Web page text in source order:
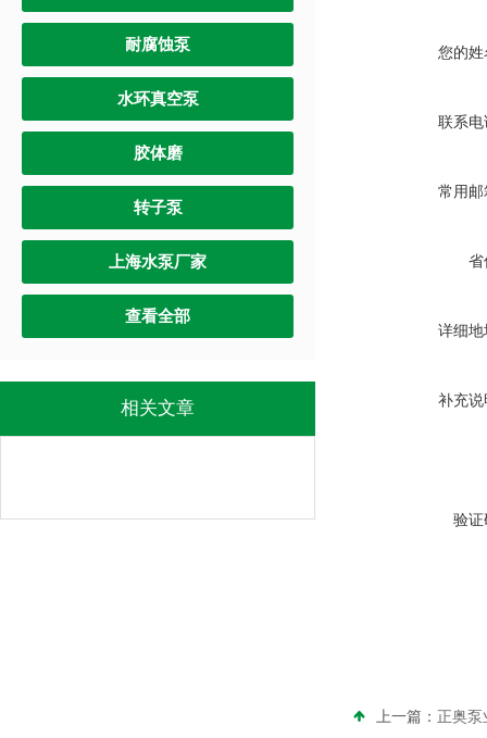
耐腐蚀泵
水环真空泵
胶体磨
转子泵
上海水泵厂家
查看全部
相关文章
您的姓
联系电
常用邮
省
详细地
补充说
验证
上一篇： 正奥泵